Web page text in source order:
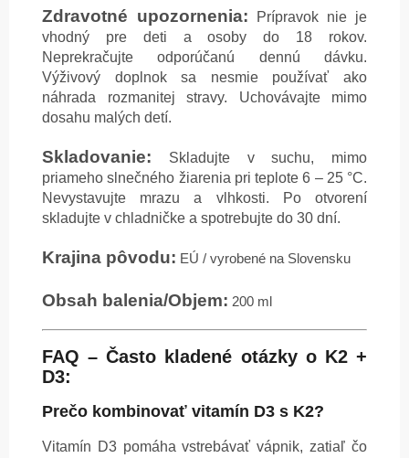
Zdravotné upozornenia: Prípravok nie je
vhodný pre deti a osoby do 18 rokov.
Neprekračujte odporúčanú dennú dávku.
Výživový doplnok sa nesmie používať ako
náhrada rozmanitej stravy. Uchovávajte mimo
dosahu malých detí.
Skladovanie: Skladujte v suchu, mimo
priameho slnečného žiarenia pri teplote 6 – 25 °C.
Nevystavujte mrazu a vlhkosti. Po otvorení
skladujte v chladničke a spotrebujte do 30 dní.
Krajina pôvodu: EÚ / vyrobené na Slovensku
Obsah balenia/Objem: 200 ml
FAQ – Často kladené otázky o K2 +
D3:
Prečo kombinovať vitamín D3 s K2?
Vitamín D3 pomáha vstrebávať vápnik, zatiaľ čo